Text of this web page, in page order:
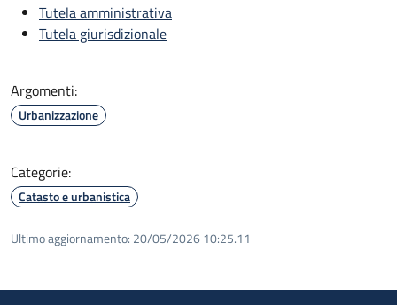
Tutela amministrativa
Tutela giurisdizionale
Argomenti:
Urbanizzazione
Categorie:
Catasto e urbanistica
Ultimo aggiornamento: 20/05/2026 10:25.11